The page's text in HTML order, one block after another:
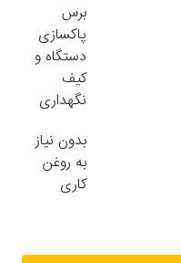
برس
پاکسازی
دستگاه و
کیف
نگهداری
بدون نیاز
به روغن
کاری